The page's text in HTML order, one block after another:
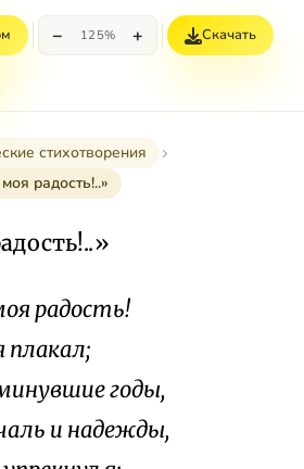
− 125% + Скачать
стихотворения
радость!..»
радость!
годы,
и надежды,